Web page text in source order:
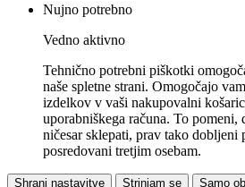
Nujno potrebno
Vedno aktivno
Tehnično potrebni piškotki
naše spletne strani. Omogočajo
izdelkov v vaši nakupovalni
uporabniškega računa. To pomeni,
ničesar sklepati, prav tako dobljeni
posredovani tretjim osebam.
Shrani nastavitve Strinjam se Samo